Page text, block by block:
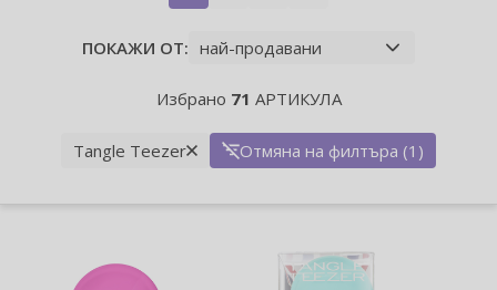
ПОКАЖИ ОТ:
Избрано 71 АРТИКУЛА
Tangle Teezer Отмяна на филтъра (1)